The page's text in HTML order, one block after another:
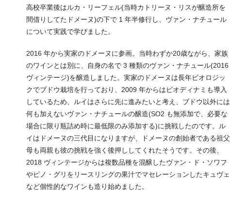
高校卒業後はルカ・リーフェル(当時カトリーヌ・リスが醸造所を
間借りしてたドメーヌ)の下で 1 年半修行し、ヴァン・ナチュール
について実践で学びました。
2016 年から実家のドメーヌに参画。当時わずか20歳ながら、家族
のワインとは別に、自身の名で 3 種類のヴァン・ナチュール(2016
ヴィンテージ)を醸造しました。実家のドメーヌは長年ビオロジッ
クでブドウ栽培を行っており、2009 年からはビオディナミも導入
しているため、ルイはさらに先に進みたいと考え、ブドウ以外には
何も加えないヴァン・ナチュールの醸造(SO2 も無添加で、必要な
場合に限り瓶詰め時に最低限のみ添加する)に挑戦したのです。ル
イはドメーヌの三代目になりますが、ドメーヌの創始者である祖父
母も両親も彼の挑戦を強く後押ししてくれたそうです。その後、
2018 ヴィンテージからは複数品種を混醸したヴァン・ド・ソワフ
やピノ・グリをリースリングの果汁でマセレーションしたキュヴェ
など個性的なワインも造り始めました。